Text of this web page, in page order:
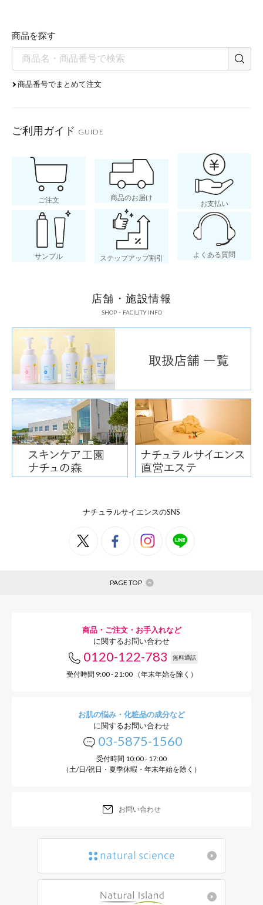
商品を探す
商品番号でまとめて注文
ご利用ガイド GUIDE
ご注文 商品のお届け
お支払い
サンプル ステップアップ割引 よくある質問
店舗・施設情報
SHOP・FACILITY INFO
ナチュラルサイエンスのSNS
PAGE TOP
商品・ご注文・お手入れなど
に関するお問い合わせ
0120-122-783 無料通話
受付時間 9:00 - 21:00 （年末年始を除く）
お肌の悩み・化粧品の成分など
に関するお問い合わせ
03-5875-1560
受付時間 10:00 - 17:00
（土/日/祝日・夏季休暇・年末年始を除く）
お問い合わせ